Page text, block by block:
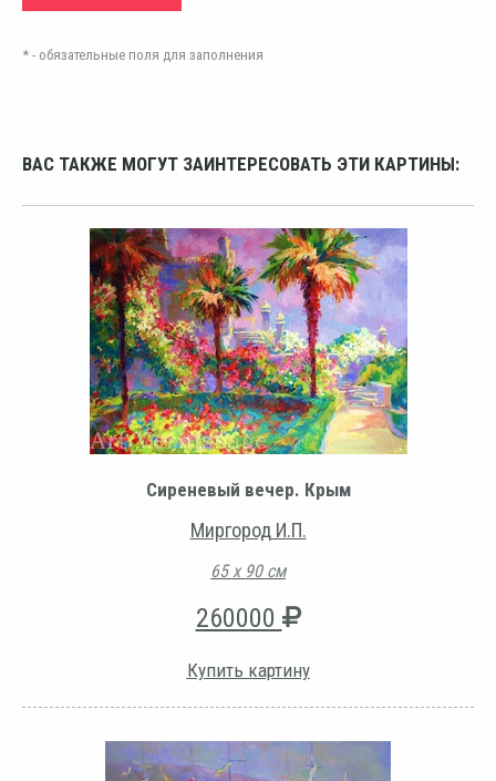
* - обязательные поля для заполнения
ВАС ТАКЖЕ МОГУТ ЗАИНТЕРЕСОВАТЬ ЭТИ КАРТИНЫ:
Сиреневый вечер. Крым
Миргород И.П.
65 х 90 см
260000
Купить картину